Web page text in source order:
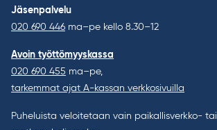
Jäsenpalvelu
020 690 446 ma–pe kello 8.30–12
Avoin työttömyyskassa
020 690 455 ma–pe,
tarkemmat ajat A-kassan verkkosivuilla
Puheluista veloitetaan vain paikallisverkko- tai